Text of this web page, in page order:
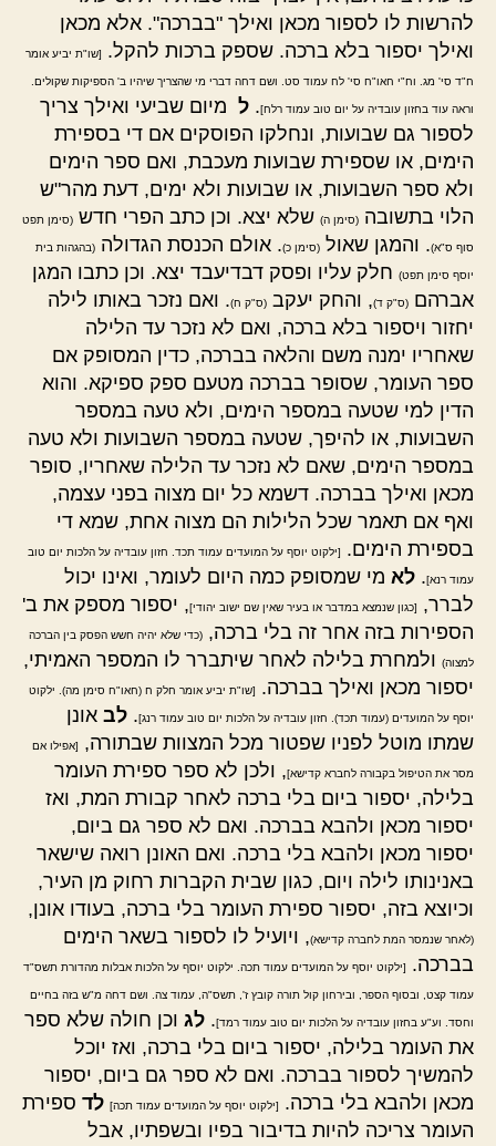
להרשות לו לספור מכאן ואילך "בברכה". אלא מכאן
ואילך יספור בלא ברכה. שספק ברכות להקל.
[שו"ת יביע אומר
ח"ד סי' מג. וח"י חאו"ח סי' לח עמוד סט. ושם דחה דברי מי שהצריך שיהיו ב' הספיקות שקולים.
וראה עוד בחזון עובדיה על יום טוב עמוד רלח]. ל מיום שביעי ואילך צריך
לספור גם שבועות, ונחלקו הפוסקים אם די בספירת
הימים, או שספירת שבועות מעכבת, ואם ספר הימים
ולא ספר השבועות, או שבועות ולא ימים, דעת מהר"ש
הלוי בתשובה (סימן ה) שלא יצא. וכן כתב הפרי חדש (סימן תפט
סוף ס"א). והמגן שאול (סימן כ). אולם הכנסת הגדולה (בהגהות בית
יוסף סימן תפט) חלק עליו ופסק דבדיעבד יצא. וכן כתבו המגן
אברהם (ס"ק ד), והחק יעקב (ס"ק ח). ואם נזכר באותו לילה
יחזור ויספור בלא ברכה, ואם לא נזכר עד הלילה
שאחריו ימנה משם והלאה בברכה, כדין המסופק אם
ספר העומר, שסופר בברכה מטעם ספק ספיקא. והוא
הדין למי שטעה במספר הימים, ולא טעה במספר
השבועות, או להיפך, שטעה במספר השבועות ולא טעה
במספר הימים, שאם לא נזכר עד הלילה שאחריו, סופר
מכאן ואילך בברכה. דשמא כל יום מצוה בפני עצמה,
ואף אם תאמר שכל הלילות הם מצוה אחת, שמא די
בספירת הימים.
[ילקוט יוסף על המועדים עמוד תכד. חזון עובדיה על הלכות יום טוב
עמוד רנא]. לא מי שמסופק כמה היום לעומר, ואינו יכול
לברר,
[כגון שנמצא במדבר או בעיר שאין שם ישוב יהודי], יספור מספק את ב'
הספירות בזה אחר זה בלי ברכה, (כדי שלא יהיה חשש הפסק בין הברכה
למצוה) ולמחרת בלילה לאחר שיתברר לו המספר האמיתי,
יספור מכאן ואילך בברכה.
[שו"ת יביע אומר חלק ח (חאו"ח סימן מה). ילקוט
יוסף על המועדים (עמוד תכד). חזון עובדיה על הלכות יום טוב עמוד רנג]. לב אונן
שמתו מוטל לפניו שפטור מכל המצוות שבתורה,
[אפילו אם
מסר את הטיפול בקבורה לחברא קדישא], ולכן לא ספר ספירת העומר
בלילה, יספור ביום בלי ברכה לאחר קבורת המת, ואז
יספור מכאן ולהבא בברכה. ואם לא ספר גם ביום,
יספור מכאן ולהבא בלי ברכה. ואם האונן רואה שישאר
באנינותו לילה ויום, כגון שבית הקברות רחוק מן העיר,
וכיוצא בזה, יספור ספירת העומר בלי ברכה, בעודו אונן,
(לאחר שנמסר המת לחברה קדישא), ויועיל לו לספור בשאר הימים
בברכה.
[ילקוט יוסף על המועדים עמוד תכה. ילקוט יוסף על הלכות אבלות מהדורת תשס"ד
עמוד קצט, ובסוף הספר, ובירחון קול תורה קובץ ז', תשס"ה, עמוד צה. ושם דחה מ"ש בזה בחיים
וחסד. וע"ע בחזון עובדיה על הלכות יום טוב עמוד רמד]. לג וכן חולה שלא ספר
את העומר בלילה, יספור ביום בלי ברכה, ואז יוכל
להמשיך לספור בברכה. ואם לא ספר גם ביום, יספור
מכאן ולהבא בלי ברכה.
[ילקוט יוסף על המועדים עמוד תכה] לד ספירת
העומר צריכה להיות בדיבור בפיו ובשפתיו, אבל